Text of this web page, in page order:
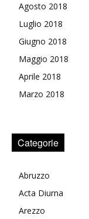
Agosto 2018
Luglio 2018
Giugno 2018
Maggio 2018
Aprile 2018
Marzo 2018
Categorie
Abruzzo
Acta Diurna
Arezzo